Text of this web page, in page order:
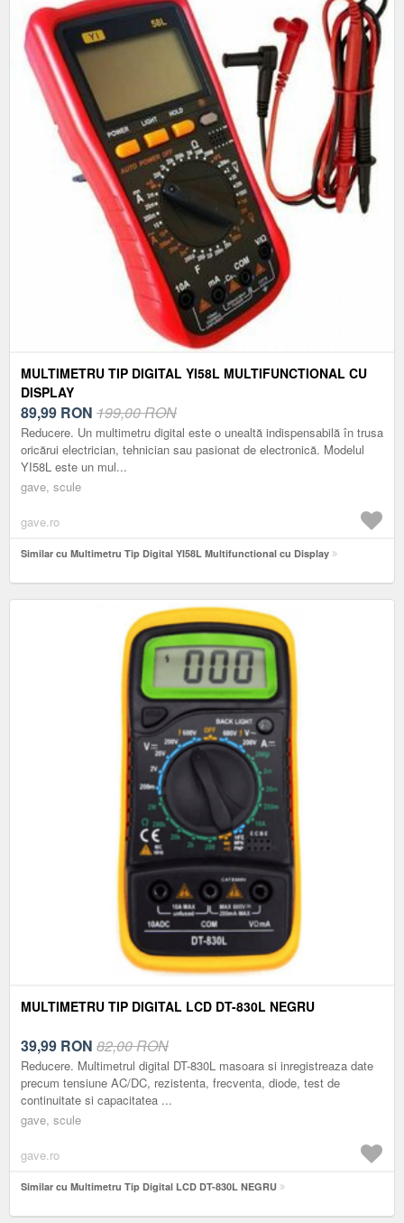
MULTIMETRU TIP DIGITAL YI58L MULTIFUNCTIONAL CU
DISPLAY
89,99 RON 199,00 RON
Reducere. Un multimetru digital este o unealtă indispensabilă în trusa
oricărui electrician, tehnician sau pasionat de electronică. Modelul
YI58L este un mul...
gave, scule
gave.ro
Similar cu Multimetru Tip Digital YI58L Multifunctional cu Display
MULTIMETRU TIP DIGITAL LCD DT-830L NEGRU
39,99 RON 82,00 RON
Reducere. Multimetrul digital DT-830L masoara si inregistreaza date
precum tensiune AC/DC, rezistenta, frecventa, diode, test de
continuitate si capacitatea ...
gave, scule
gave.ro
Similar cu Multimetru Tip Digital LCD DT-830L NEGRU